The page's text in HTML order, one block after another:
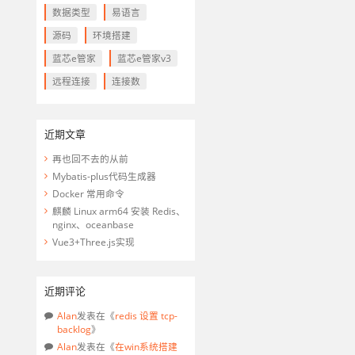
数据类型
易语言
源码
环境搭建
蓝芯e管家
蓝芯e管家v3
远程连接
连接数
近期文章
再也回不去的从前
Mybatis-plus代码生成器
Docker 常用命令
麒麟 Linux arm64 安装 Redis、
nginx、oceanbase
Vue3+Three.js实现
近期评论
Alan发表在《redis 设置 tcp-
backlog》
Alan发表在《在win系统搭建